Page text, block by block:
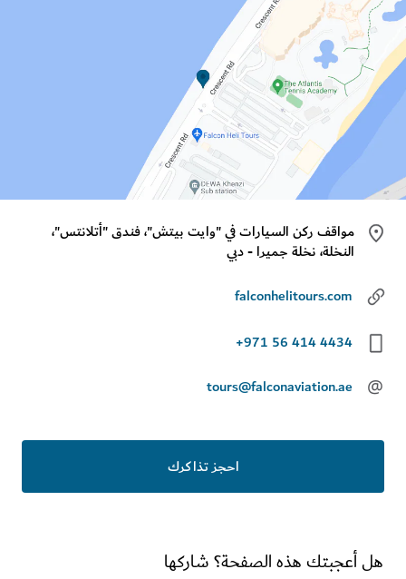
مواقف ركن السيارات في "وايت بيتش"، فندق "أتلانتس"،
النخلة، نخلة جميرا - دبي
falconhelitours.com
+971 56 414 4434
tours@falconaviation.ae
احجز تذاكرك
هذه الصفحة؟ شاركها